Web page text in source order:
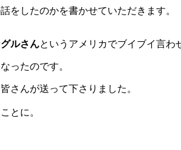
をしたのかを書かせていただきます。
ルさんというアメリカでブイブイ言わ
ったのです。
さんが送って下さりました。
とに。